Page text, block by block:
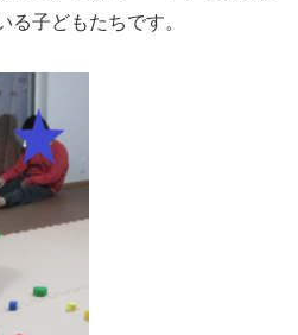
る子どもたちです。